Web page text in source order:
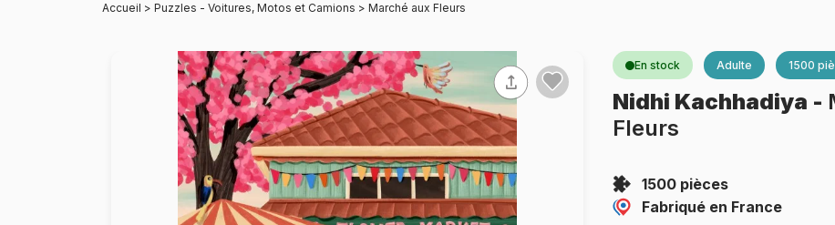
Accessoires
Puzzles en bois
Accueil > Puzzles - Voitures, Motos et Camions > Marché aux Fleurs
En stock Adulte 1500
Nidhi Kachhadiya -
Fleurs
1500 pièces
Fabriqué en France